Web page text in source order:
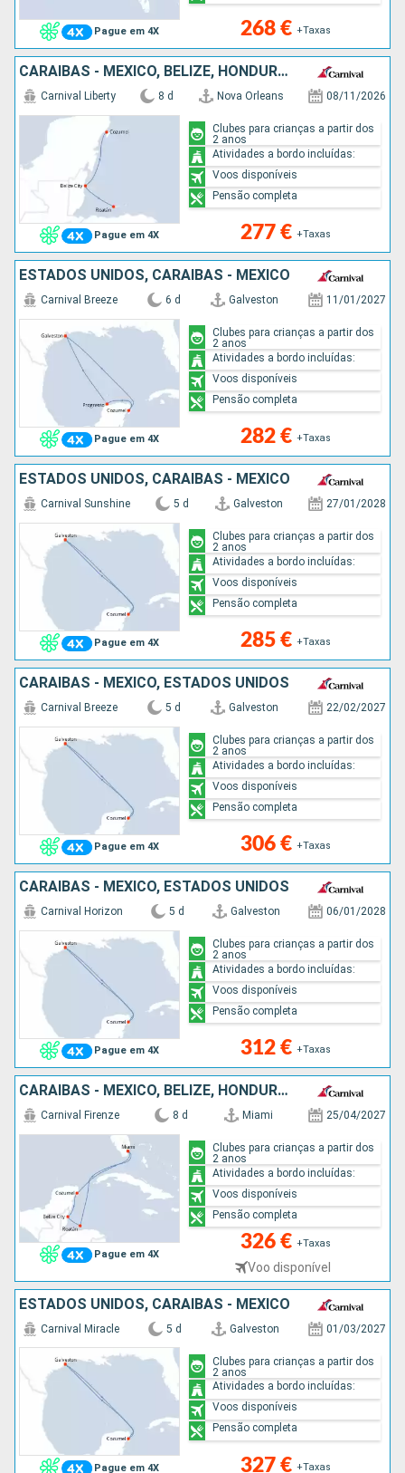
Pague em 4X 268 € +Taxas
CARAIBAS - MEXICO, BELIZE, HONDURAS, ESTADOS UNIDOS
Pague em 4X
Carnival Liberty 8 d Nova Orleans 08/11/2026
277 € +Taxas
Clubes para crianças a partir dos
2 anos
Atividades a bordo incluídas:
Voos disponíveis
Pensão completa
ESTADOS UNIDOS, CARAIBAS - MEXICO
Pague em 4X
Carnival Breeze 6 d Galveston 11/01/2027
282 € +Taxas
Clubes para crianças a partir dos
2 anos
Atividades a bordo incluídas:
Voos disponíveis
Pensão completa
ESTADOS UNIDOS, CARAIBAS - MEXICO
Pague em 4X
Carnival Sunshine 5 d Galveston 27/01/2028
285 € +Taxas
Clubes para crianças a partir dos
2 anos
Atividades a bordo incluídas:
Voos disponíveis
Pensão completa
CARAIBAS - MEXICO, ESTADOS UNIDOS
Pague em 4X
Carnival Breeze 5 d Galveston 22/02/2027
306 € +Taxas
Clubes para crianças a partir dos
2 anos
Atividades a bordo incluídas:
Voos disponíveis
Pensão completa
CARAIBAS - MEXICO, ESTADOS UNIDOS
Pague em 4X
Carnival Horizon 5 d Galveston 06/01/2028
312 € +Taxas
Clubes para crianças a partir dos
2 anos
Atividades a bordo incluídas:
Voos disponíveis
Pensão completa
CARAIBAS - MEXICO, BELIZE, HONDURAS, ESTADOS UNIDOS
Pague em 4X
Carnival Firenze 8 d Miami 25/04/2027
326 € +Taxas
Voo disponível
Clubes para crianças a partir dos
2 anos
Atividades a bordo incluídas:
Voos disponíveis
Pensão completa
ESTADOS UNIDOS, CARAIBAS - MEXICO
Pague em 4X
Carnival Miracle 5 d Galveston 01/03/2027
327 € +Taxas
Clubes para crianças a partir dos
2 anos
Atividades a bordo incluídas:
Voos disponíveis
Pensão completa